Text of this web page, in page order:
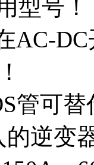
型号！
AC-
管可
的逆变